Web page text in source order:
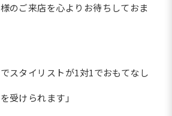
のご来店を心よりお待ちしておま
でスタイリストが1対1でおもてなし
受けられます」